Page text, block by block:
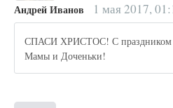
Андрей Иванов 1 мая 2017,
СПАСИ ХРИСТОС! С праздником
Мамы и Доченьки!